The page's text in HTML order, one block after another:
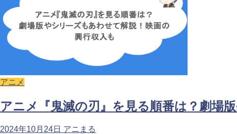
アニメ
アニメ『鬼滅の刃』を見る順番は？劇場
2024年10月24日 アニまる